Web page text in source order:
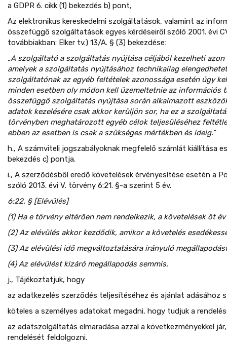
a GDPR 6. cikk (1) bekezdés b) pont,
Az elektronikus kereskedelmi szolgáltatások, valamint az
összefüggő szolgáltatások egyes kérdéseiről szóló 2001. évi
továbbiakban: Elker tv.) 13/A. § (3) bekezdése:
„A szolgáltató a szolgáltatás nyújtása céljából kezelheti azon
amelyek a szolgáltatás nyújtásához technikailag
szolgáltatónak az egyéb feltételek azonossága esetén úgy
minden esetben oly módon kell üzemeltetnie az információs
összefüggő szolgáltatás nyújtása során alkalmazott
adatok kezelésére csak akkor kerüljön sor, ha ez a
törvényben meghatározott egyéb célok teljesüléséhez
ebben az esetben is csak a szükséges mértékben és ideig.”
h., A számviteli jogszabályoknak megfelelő számlát kiállítása
bekezdés c) pontja.
i., A szerződésből eredő követelések érvényesítése esetén a
szóló 2013. évi V. törvény 6:21. §-a szerint 5 év.
6:22. § [Elévülés]
(1) Ha e törvény eltérően nem rendelkezik, a követelések öt
(2) Az elévülés akkor kezdődik, amikor a követelés
(3) Az elévülési idő megváltoztatására irányuló
(4) Az elévülést kizáró megállapodás semmis.
j., Tájékoztatjuk, hogy
az adatkezelés szerződés teljesítéséhez és ajánlat adásához
köteles a személyes adatokat megadni, hogy tudjuk a
az adatszolgáltatás elmaradása azzal a következményekkel
rendelését feldolgozni.